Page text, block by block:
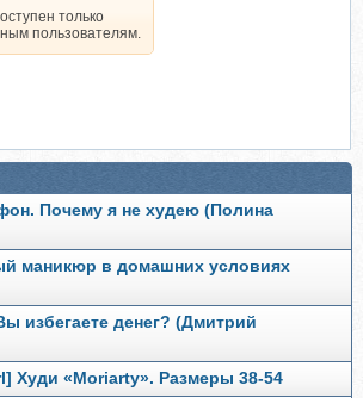
только
пользователям.
Почему я не худею (Полина
маникюр в домашних условиях
избегаете денег? (Дмитрий
Худи «Moriarty». Размеры 38-54